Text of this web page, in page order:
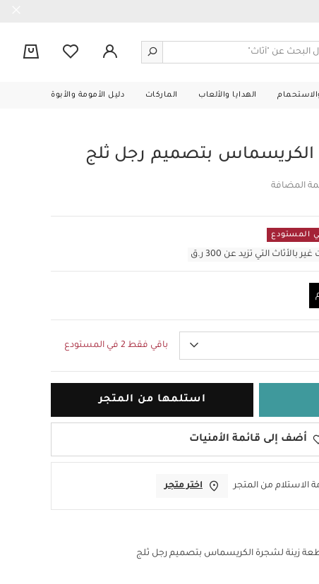
الهدايا والألعاب الماركات دليل الأمومة والأبوة
بتصميم رجل ثلج
المضافة
التي تزيد عن 300 ر.ق
باقي فقط 2 في المستودع
استلمها من المتجر
أضف إلى قائمة الأمنيات
الاستلام من المتجر اختر متجر
زينة لشجرة الكريسماس بتصميم رجل ثلج